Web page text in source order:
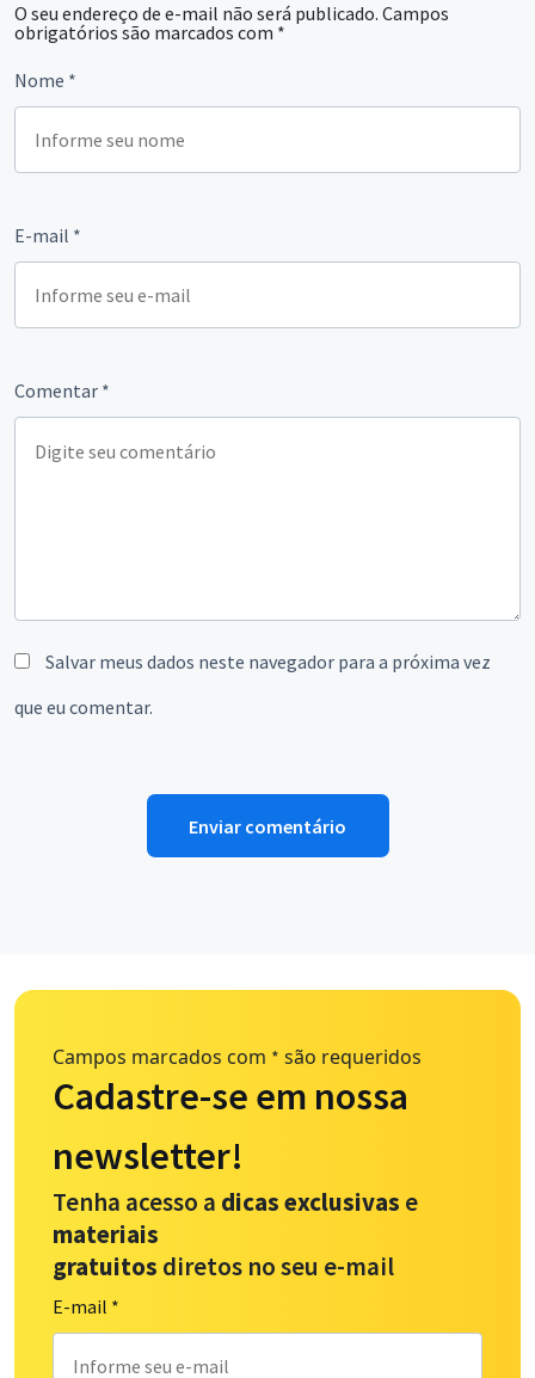
O seu endereço de e-mail não será publicado. Campos
obrigatórios são marcados com *
Comentar *
Nome *
E-mail *
Salvar meus dados neste navegador para a próxima vez
que eu comentar.
Campos marcados com * são requeridos
Cadastre-se em nossa
newsletter!
Tenha acesso a dicas exclusivas e
materiais
gratuitos diretos no seu e-mail
E-mail *